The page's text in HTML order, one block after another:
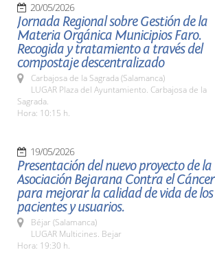
20/05/2026
Jornada Regional sobre Gestión de la
Materia Orgánica Municipios Faro.
Recogida y tratamiento a través del
compostaje descentralizado
Carbajosa de la Sagrada (Salamanca)
LUGAR Plaza del Ayuntamiento. Carbajosa de la
Sagrada.
Hora: 10:15 h.
19/05/2026
Presentación del nuevo proyecto de la
Asociación Bejarana Contra el Cáncer
para mejorar la calidad de vida de los
pacientes y usuarios.
Béjar (Salamanca)
LUGAR Multicines. Bejar
Hora: 19:30 h.